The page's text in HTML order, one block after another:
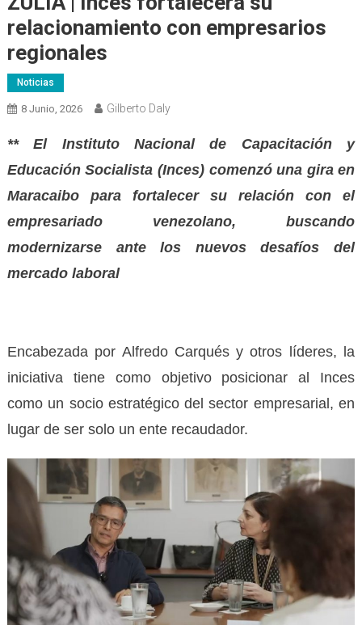
relacionamiento con empresarios
regionales
Noticias
8 Junio, 2026 Gilberto Daly
** El Instituto Nacional de Capacitación y
Educación Socialista (Inces) comenzó una gira en
Maracaibo para fortalecer su relación con el
empresariado venezolano, buscando
modernizarse ante los nuevos desafíos del
mercado laboral
Encabezada por Alfredo Carqués y otros líderes, la
iniciativa tiene como objetivo posicionar al Inces
como un socio estratégico del sector empresarial, en
lugar de ser solo un ente recaudador.